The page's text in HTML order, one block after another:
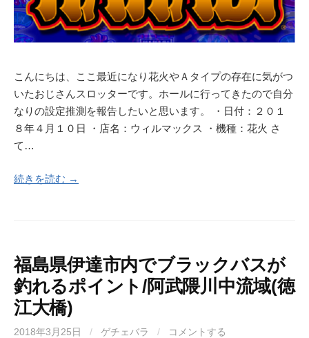
こんにちは、ここ最近になり花火やＡタイプの存在に気がつ
いたおじさんスロッターです。ホールに行ってきたので自分
なりの設定推測を報告したいと思います。 ・日付：２０１
８年４月１０日 ・店名：ウィルマックス ・機種：花火 さ
て…
続きを読む →
福島県伊達市内でブラックバスが
釣れるポイント/阿武隈川中流域(徳
江大橋)
2018年3月25日 / ゲチェバラ / コメントする